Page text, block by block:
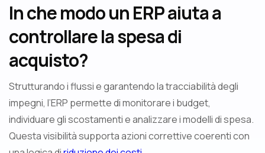
In che modo un ERP aiuta a
controllare la spesa di
acquisto?
Strutturando i flussi e garantendo la tracciabilità degli
impegni, l’ERP permette di monitorare i budget,
individuare gli scostamenti e analizzare i modelli di spesa.
Questa visibilità supporta azioni correttive coerenti con